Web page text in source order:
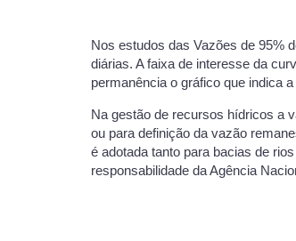
Nos estudos das Vazões de 95%
diárias. A faixa de interesse da
permanência o gráfico que indica
Na gestão de recursos hídricos a
ou para definição da vazão
é adotada tanto para bacias de
responsabilidade da Agência